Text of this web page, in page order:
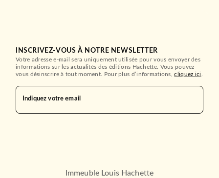
INSCRIVEZ-VOUS À NOTRE NEWSLETTER
Votre adresse e-mail sera uniquement utilisée pour vous envoyer des
informations sur les actualités des éditions Hachette. Vous pouvez
vous désinscrire à tout moment. Pour plus d’informations,cliquez ici
Indiquez votre email
Immeuble Louis Hachette